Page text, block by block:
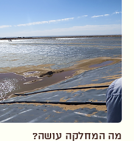
מה המחלקה עושה?